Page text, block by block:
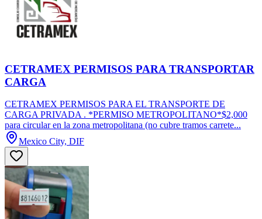
CETRAMEX PERMISOS PARA TRANSPORTAR
CARGA
CETRAMEX PERMISOS PARA EL TRANSPORTE DE
CARGA PRIVADA . *PERMISO METROPOLITANO*$2,000
para circular en la zona metropolitana (no cubre tramos carrete...
Mexico City, DIF